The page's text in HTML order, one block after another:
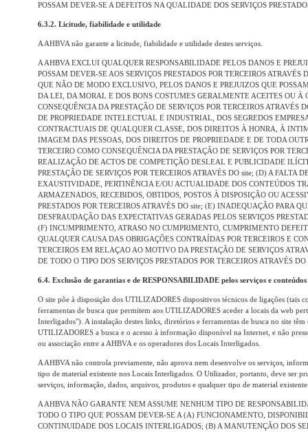
POSSAM DEVER-SE A DEFEITOS NA QUALIDADE DOS SERVIÇOS
6.3.2. Licitude, fiabilidade e utilidade
A AHBVA não garante a licitude, fiabilidade e utilidade destes serviços.
A AHBVA EXCLUI QUALQUER RESPONSABILIDADE PELOS DANOS E
POSSAM DEVER-SE AOS SERVIÇOS PRESTADOS POR TERCEIROS
QUE NÃO DE MODO EXCLUSIVO, PELOS DANOS E PREJUIZOS QUE
DA LEI, DA MORAL E DOS BONS COSTUMES GERALMENTE ACEITES OU À
CONSEQUÊNCIA DA PRESTAÇÃO DE SERVIÇOS POR TERCEIROS ATRAVÉS
DE PROPRIEDADE INTELECTUAL E INDUSTRIAL, DOS SEGREDOS
CONTRACTUAIS DE QUALQUER CLASSE, DOS DIREITOS À HONRA, À
IMAGEM DAS PESSOAS, DOS DIREITOS DE PROPRIEDADE E DE TODA
TERCEIRO COMO CONSEQUÊNCIA DA PRESTAÇÃO DE SERVIÇOS POR
REALIZAÇÃO DE ACTOS DE COMPETIÇÃO DESLEAL E PUBLICIDADE
PRESTAÇÃO DE SERVIÇOS POR TERCEIROS ATRAVÉS DO site; (D) A FALTA
EXAUSTIVIDADE, PERTINÊNCIA E/OU ACTUALIDADE DOS CONTEÚDOS
ARMAZENADOS, RECEBIDOS, OBTIDOS, POSTOS À DISPOSIÇÃO OU
PRESTADOS POR TERCEIROS ATRAVÉS DO site; (E) INADEQUAÇÃO PARA
DESFRAUDAÇÃO DAS EXPECTATIVAS GERADAS PELOS SERVIÇOS
(F) INCUMPRIMENTO, ATRASO NO CUMPRIMENTO, CUMPRIMENTO
QUALQUER CAUSA DAS OBRIGAÇÕES CONTRAÍDAS POR TERCEIROS E
TERCEIROS EM RELAÇAO AO MOTIVO DA PRESTAÇÃO DE SERVIÇOS
DE TODO O TIPO DOS SERVIÇOS PRESTADOS POR TERCEIROS ATRAVÉS DO
6.4. Exclusão de garantias e de RESPONSABILIDADE pelos serviços e
O site põe à disposição dos UTILIZADORES dispositivos técnicos de ligações (tais
ferramentas de busca que permitem aos UTILIZADORES aceder a locais da web
Interligados"). A instalação destes links, diretórios e ferramentas de busca no site
UTILIZADORES a busca e o acesso à informação disponível na Internet, e não
ou associação entre a AHBVA e os operadores dos Locais Interligados.
A AHBVA não controla previamente, não aprova nem desenvolve os serviços,
tipo de material existente nos Locais Interligados. O Utilizador, portanto, deve ser
serviços, informação, dados, arquivos, produtos e qualquer tipo de material
A AHBVA NÃO GARANTE NEM ASSUME NENHUM TIPO DE
TODO O TIPO QUE POSSAM DEVER-SE A (A) FUNCIONAMENTO,
CONTINUIDADE DOS LOCAIS INTERLIGADOS; (B) A MANUTENÇÃO DOS